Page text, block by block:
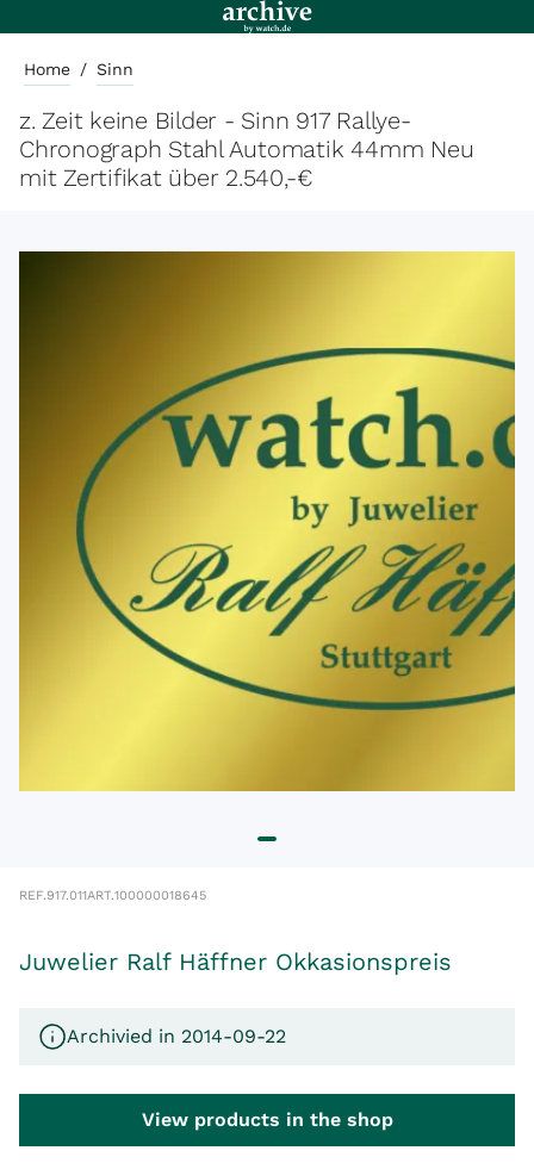
Home / Sinn
z. Zeit keine Bilder - Sinn 917 Rallye-
Chronograph Stahl Automatik 44mm Neu
mit Zertifikat über 2.540,-€
REF.917.011ART.100000018645
Juwelier Ralf Häffner Okkasionspreis
Archivied in 2014-09-22
View products in the shop